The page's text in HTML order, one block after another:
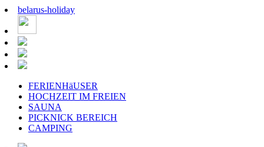
belarus-holiday
FERIENHäUSER
HOCHZEIT IM FREIEN
SAUNA
PICKNICK BEREICH
CAMPING